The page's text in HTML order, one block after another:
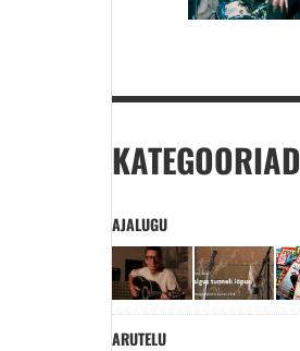
KATEGOORIAD
AJALUGU
ARUTELU